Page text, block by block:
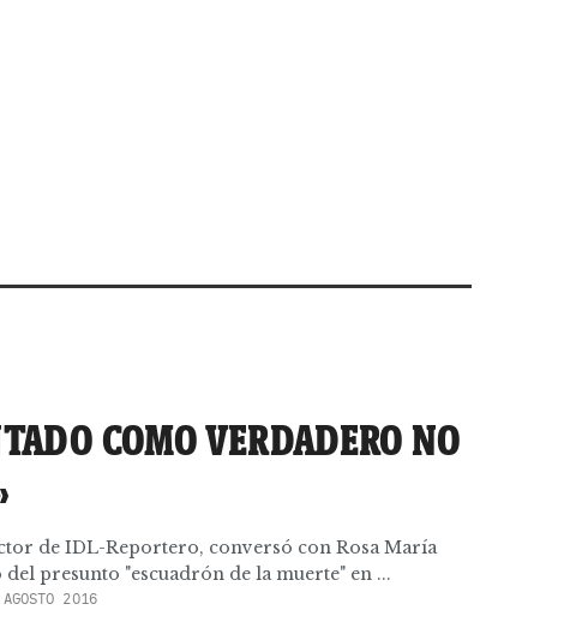
COMO VERDADERO NO
de IDL-Reportero, conversó con Rosa María
del presunto "escuadrón de la muerte" en ...
2016